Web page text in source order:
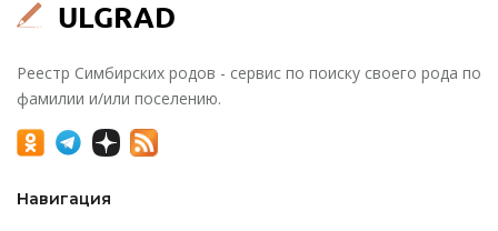
Реестр Симбирских родов - сервис по поиску своего рода по
фамилии и/или поселению.
Навигация